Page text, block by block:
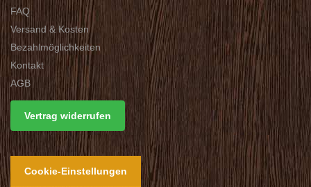
FAQ
Versand & Kosten
Bezahlmöglichkeiten
Kontakt
AGB
Vertrag widerrufen
Cookie-Einstellungen